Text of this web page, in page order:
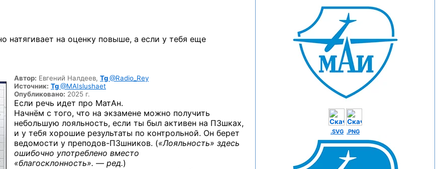
натягивает на оценку повыше, а если у тебя еще
Автор: Евгений Налдеев, Tg@Radio_Rey
Источник: Tg@MAIslushaet
Опубликовано: 2025 г.
Если речь идет про МатАн.
Начнём с того, что на экзамене можно получить
небольшую лояльность, если ты был активен на ПЗшках,
и у тебя хорошие результаты по контрольной. Он берет
ведомости у преподов-ПЗшников. («Лояльность» здесь
ошибочно употреблено вместо
«благосклонность». — ред.)
.SVG .PNG